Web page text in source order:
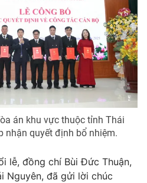
VTV8
English
án khu vực thuộc tỉnh Thái
nhận quyết định bổ nhiệm.
lễ, đồng chí Bùi Đức Thuận,
Nguyên, đã gửi lời chúc